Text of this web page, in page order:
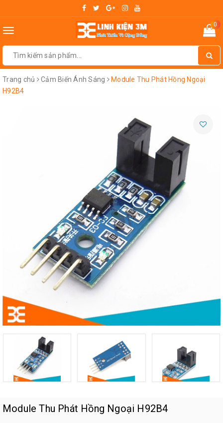
Toggle
0
Trang chủ Cảm Biến Ánh Sáng
Module Thu Phát Hồng Ngoại
H92B4
Module Thu Phát Hồng Ngoại H92B4